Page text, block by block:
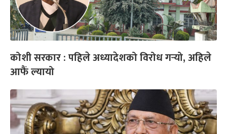
कोशी सरकार : पहिले अध्यादेशको विरोध गर्‍यो, अहिले
आफैं ल्यायो